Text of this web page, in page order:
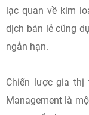
lạc quan về kim
dịch bán lẻ cũng
ngắn hạn.
Chiến lược gia thị
Management là